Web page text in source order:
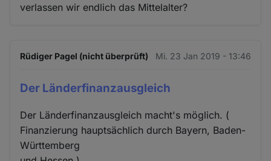
verlassen wir endlich das Mittelalter?
Rüdiger Pagel (nicht überprüft) Mi. 23 Jan 2019 - 13:46
Der Länderfinanzausgleich
Der Länderfinanzausgleich macht's möglich. (
Finanzierung hauptsächlich durch Bayern, Baden-
Württemberg